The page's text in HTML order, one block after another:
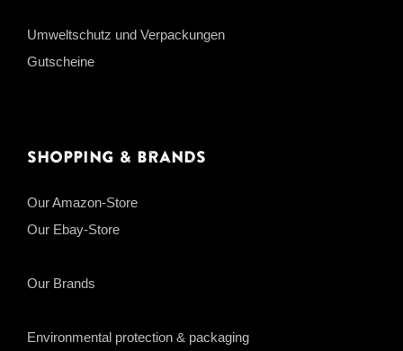
Umweltschutz und Verpackungen
Gutscheine
Shopping & Brands
Our Amazon-Store
Our Ebay-Store
Our Brands
Environmental protection & packaging